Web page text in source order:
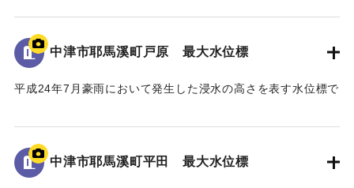
溪町平田地区・戸原地区で約70戸の家屋が浸水したことが記
された石碑。
山国川水害復興記念碑
び観測史上二番目となる記録的豪雨に二度も見舞われ、未曾
有の被害を受けた。
中津市耶馬溪町戸原 最大水位標
平成24年7月豪雨において発生した浸水の高さを表す水位標で
地面から70cmの位置に水位が示されている。
｜固有コード: 09922072
中津市耶馬溪町平田 最大水位標